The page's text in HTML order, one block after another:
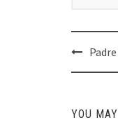
Post
YOU